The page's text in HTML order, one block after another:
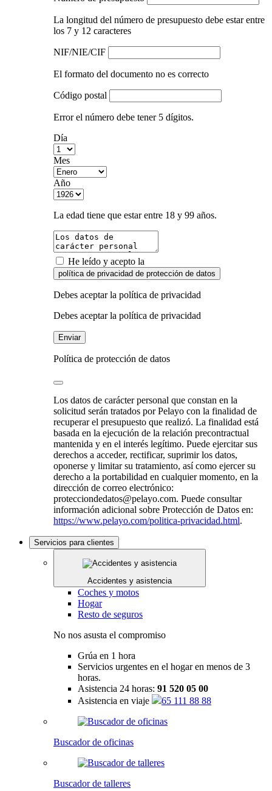
La longitud del número de presupuesto debe estar entre
los 7 y 12 caracteres
NIF/NIE/CIF
El formato del documento no es correcto
Código postal
Error el número debe tener 5 dígitos.
Día
Mes
Año
La edad tiene que estar entre 18 y 99 años.
He leído y acepto la
política de privacidad de protección de datos
Debes aceptar la política de privacidad
Debes aceptar la política de privacidad
Enviar
Política de protección de datos
Los datos de carácter personal que constan en la
solicitud serán tratados por Pelayo con la finalidad de
recuperar el presupuesto que realizó. La finalidad está
basada en la ejecución de la relación precontractual
mantenida y en el interés legítimo. Puede ejercitar sus
derechos a acceder, rectificar, suprimir los datos,
oponerse y limitar su tratamiento, así como ejercer su
derecho a la portabilidad en cualquier momento, en la
dirección de correo electrónico:
protecciondedatos@pelayo.com. Puede consultar
información adicional sobre Protección de Datos en:
https://www.pelayo.com/politica-privacidad.html.
Servicios para clientes
Accidentes y asistencia
Coches y motos
Hogar
Resto de seguros
No nos asusta el compromiso
Grúa en 1 hora
Servicios urgentes en el hogar en menos de 3
horas.
Asistencia 24 horas: 91 520 05 00
Asistencia en viaje
65 111 88 88
Buscador de oficinas
Buscador de talleres